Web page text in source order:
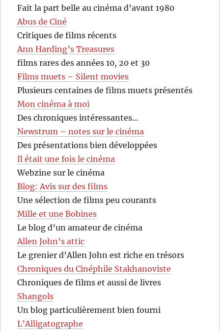
Fait la part belle au cinéma d’avant 1980
Abus de Ciné
Critiques de films récents
Ann Harding’s Treasures
films rares des années 10, 20 et 30
Films muets – Silent movies
Plusieurs centaines de films muets présentés
Mon cinéma à moi
Des chroniques intéressantes…
Newstrum – notes sur le cinéma
Des présentations bien développées
Il était une fois le cinéma
Webzine sur le cinéma
Blog: Avis sur des films
Une sélection de films peu courants
Mille et une Bobines
Le blog d’un amateur de cinéma
Allen John’s attic
Le grenier d’Allen John est riche en trésors
Chroniques du Cinéphile Stakhanoviste
Chroniques de films et aussi de livres
Shangols
Un blog particulièrement bien fourni
L’Alligatographe